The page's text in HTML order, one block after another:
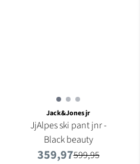
Jack&Jones jr
JjAlpes ski pant jnr -
Black beauty
359,97599,95